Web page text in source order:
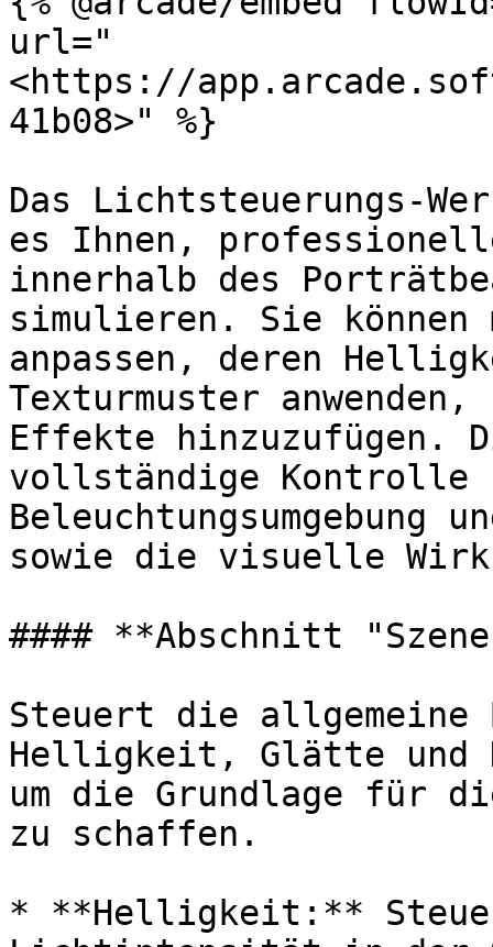
url="
<https://
41b08>" %}
Das Lichtsteuerungs-
es Ihnen,
innerhalb des
simulieren. Sie können
anpassen, deren
Texturmuster
Effekte hinzuzufügen.
vollständige Kontrolle
Beleuchtungsumgebung
sowie die visuelle
#### **Abschnitt
Steuert die allgemeine
Helligkeit, Glätte und
um die Grundlage für
zu schaffen.
* **Helligkeit:**